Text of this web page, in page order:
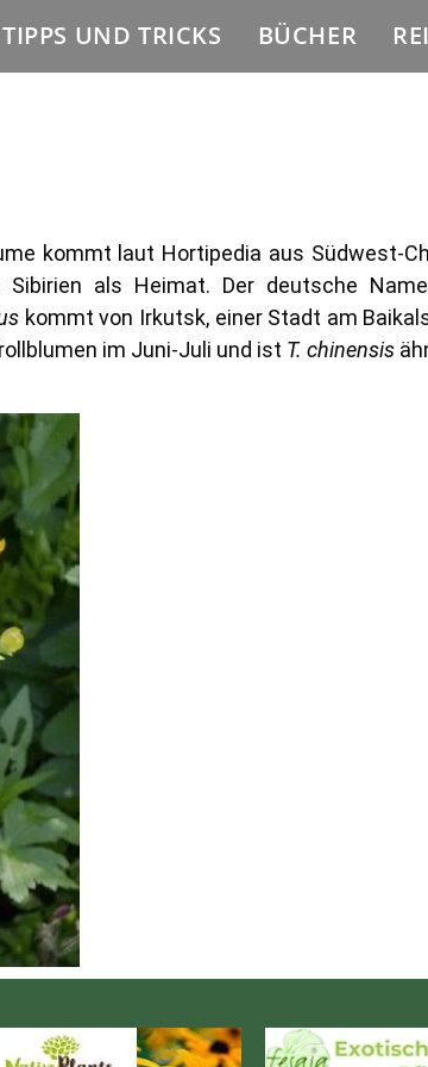
TIPPS UND TRICKS BÜCHER
kommt laut Hortipedia aus Südwest-
Sibirien als Heimat. Der deutsche
kommt von Irkutsk, einer Stadt am
im Juni-Juli und ist T. chinensis